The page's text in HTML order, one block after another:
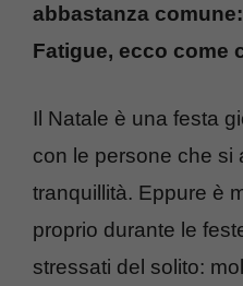
abbastanza
Fatigue, ecco come
Il Natale è una festa
con le persone che si
tranquillità. Eppure è
proprio durante le
stressati del solito: